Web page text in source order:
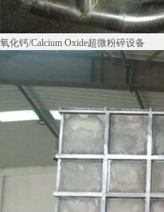
氧化钙/Calcium Oxide超微粉碎设备